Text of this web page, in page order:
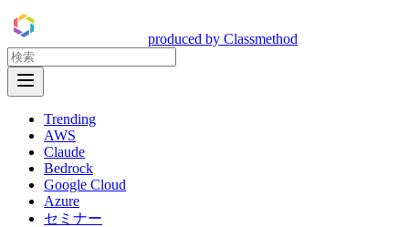
produced by Classmethod
Trending
AWS
Claude
Bedrock
Google Cloud
Azure
セミナー